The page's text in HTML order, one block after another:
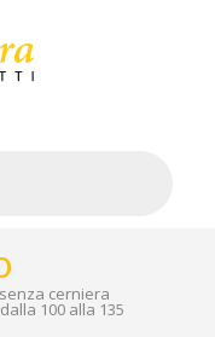
cerniera
100 alla 135